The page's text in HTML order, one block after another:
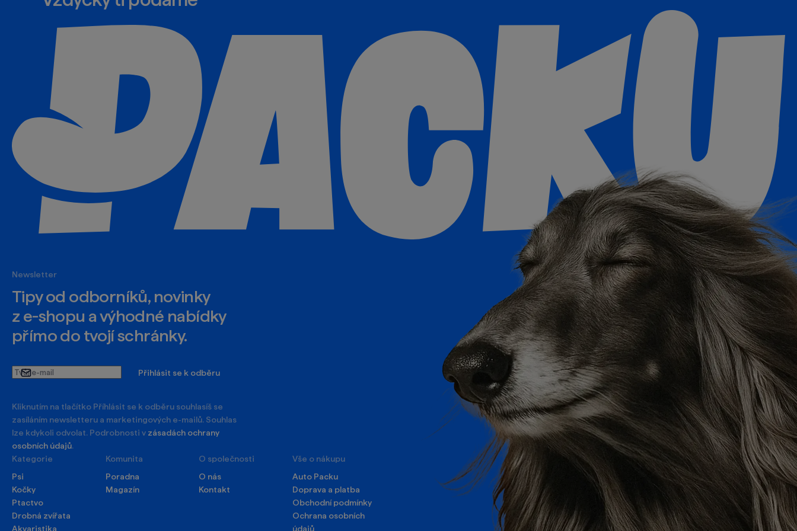
Newsletter
Tipy od odborníků, novinky
z e‑shopu a výhodné nabídky
přímo do tvojí schránky.
Tvůj
e-
Přihlásit se k odběru
Kliknutím na tlačítko Příhlásit se k odběru souhlasíš se
zasíláním newsletteru a marketingových e-mailů. Souhlas
lze kdykoli odvolat. Podrobnosti v zásadách ochrany
osobních údajů.
Kategorie
Psi
Kočky
Ptactvo
Drobná zvířata
Akvaristika
Komunita
Poradna
Magazín
O společnosti
O nás
Kontakt
Vše o nákupu
Auto Packu
Doprava a platba
Obchodní podmínky
Ochrana osobních
údajů